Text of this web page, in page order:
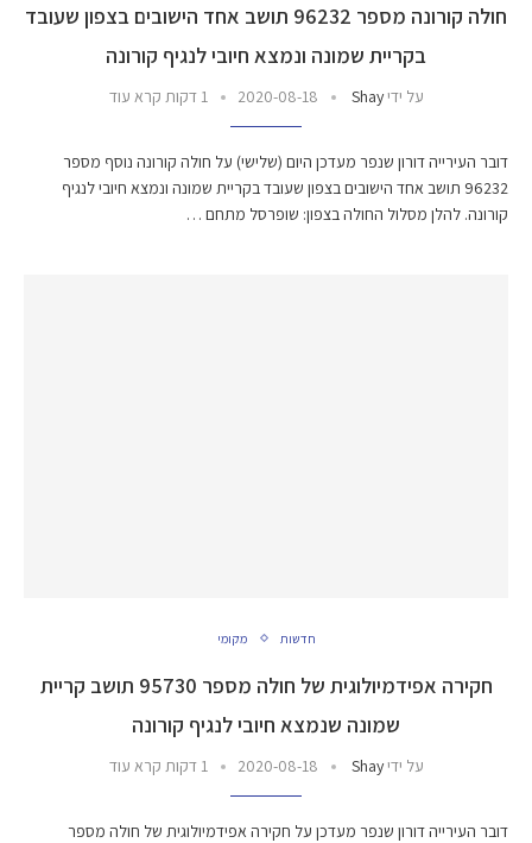
חולה קורונה מספר 96232 תושב אחד הישובים בצפון שעובד
בקריית שמונה ונמצא חיובי לנגיף קורונה
על ידיShay
2020-08-18 1 דקות קרא עוד
דובר העירייה דורון שנפר מעדכן היום (שלישי) על חולה קורונה נוסף מספר
96232 תושב אחד הישובים בצפון שעובד בקריית שמונה ונמצא חיובי לנגיף
קורונה. להלן מסלול החולה בצפון: שופרסל מתחם …
חדשות מקומי
חקירה אפידמיולוגית של חולה מספר 95730 תושב קריית
שמונה שנמצא חיובי לנגיף קורונה
על ידיShay
2020-08-18 1 דקות קרא עוד
דובר העירייה דורון שנפר מעדכן על חקירה אפידמיולוגית של חולה מספר